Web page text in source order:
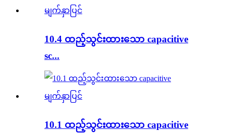
10.4 ထည့်သွင်းထားသော capacitive
sc...
10.1 ထည့်သွင်းထားသော capacitive